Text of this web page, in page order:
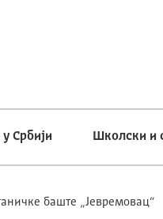
Србији Школски и
баште „Јевремовац“